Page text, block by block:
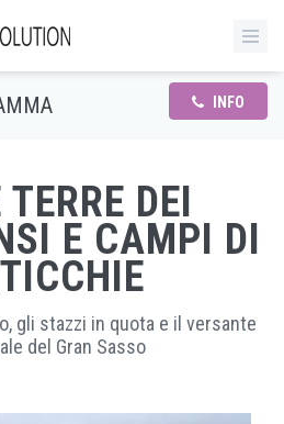
INFO
DEI
E CAMPI DI
gli stazzi in quota e il versante
del Gran Sasso